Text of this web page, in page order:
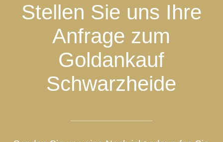
Stellen Sie uns Ihre
Anfrage zum
Goldankauf
Schwarzheide